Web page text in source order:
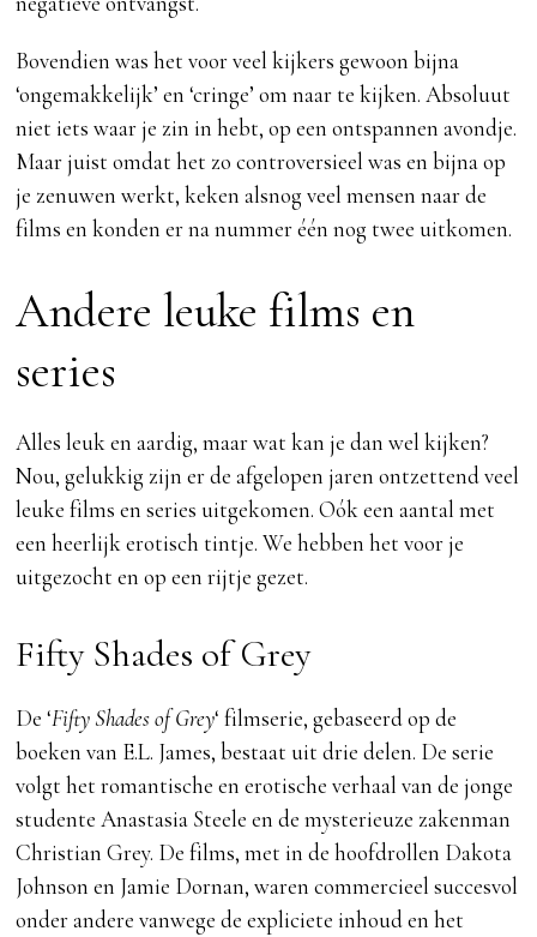
Bovendien was het voor veel kijkers gewoon bijna
‘ongemakkelijk’ en ‘cringe’ om naar te kijken. Absoluut
niet iets waar je zin in hebt, op een ontspannen avondje.
Maar juist omdat het zo controversieel was en bijna op
je zenuwen werkt, keken alsnog veel mensen naar de
films en konden er na nummer één nog twee uitkomen.
Andere leuke films en
series
Alles leuk en aardig, maar wat kan je dan wel kijken?
Nou, gelukkig zijn er de afgelopen jaren ontzettend veel
leuke films en series uitgekomen. Oók een aantal met
een heerlijk erotisch tintje. We hebben het voor je
uitgezocht en op een rijtje gezet.
Fifty Shades of Grey
De ‘Fifty Shades of Grey‘ filmserie, gebaseerd op de
boeken van E.L. James, bestaat uit drie delen. De serie
volgt het romantische en erotische verhaal van de jonge
studente Anastasia Steele en de mysterieuze zakenman
Christian Grey. De films, met in de hoofdrollen Dakota
Johnson en Jamie Dornan, waren commercieel succesvol
onder andere vanwege de expliciete inhoud en het